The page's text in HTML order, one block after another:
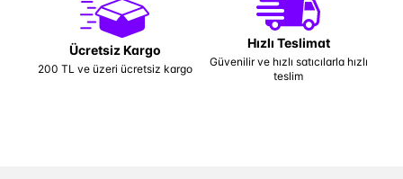
Ücretsiz Kargo
200 TL ve üzeri ücretsiz kargo
Hızlı Teslimat
Güvenilir ve hızlı satıcılarla hızlı
teslim